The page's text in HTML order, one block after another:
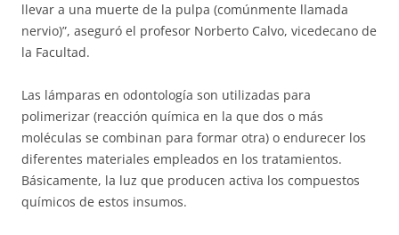
llevar a una muerte de la pulpa (comúnmente llamada
nervio)”, aseguró el profesor Norberto Calvo, vicedecano de
la Facultad.
Las lámparas en odontología son utilizadas para
polimerizar (reacción química en la que dos o más
moléculas se combinan para formar otra) o endurecer los
diferentes materiales empleados en los tratamientos.
Básicamente, la luz que producen activa los compuestos
químicos de estos insumos.